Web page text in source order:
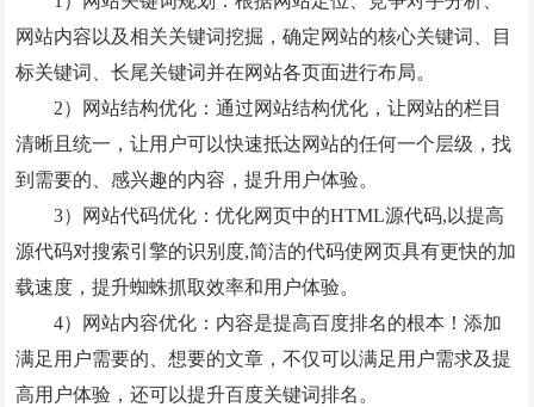
网站内容以及相关关键词挖掘，确定网站的核心关键词、目
标关键词、长尾关键词并在网站各页面进行布局。
2）网站结构优化：通过网站结构优化，让网站的栏目
清晰且统一，让用户可以快速抵达网站的任何一个层级，找
到需要的、感兴趣的内容，提升用户体验。
3）网站代码优化：优化网页中的HTML源代码,以提高
源代码对搜索引擎的识别度,简洁的代码使网页具有更快的加
载速度，提升蜘蛛抓取效率和用户体验。
4）网站内容优化：内容是提高百度排名的根本！添加
满足用户需要的、想要的文章，不仅可以满足用户需求及提
高用户体验，还可以提升百度关键词排名。